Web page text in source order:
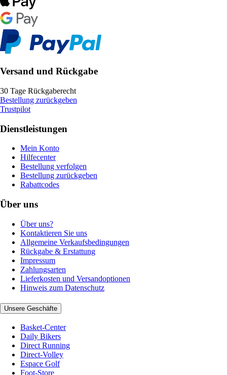
Versand und Rückgabe
30 Tage Rückgaberecht
Bestellung zurückgeben
Trustpilot
Dienstleistungen
Mein Konto
Hilfecenter
Bestellung verfolgen
Bestellung zurückgeben
Rabattcodes
Über uns
Über uns?
Kontaktieren Sie uns
Allgemeine Verkaufsbedingungen
Rückgabe & Erstattung
Impressum
Zahlungsarten
Lieferkosten und Versandoptionen
Hinweis zum Datenschutz
Unsere Geschäfte
Basket-Center
Daily Bikers
Direct Running
Direct-Volley
Espace Golf
Foot-Store